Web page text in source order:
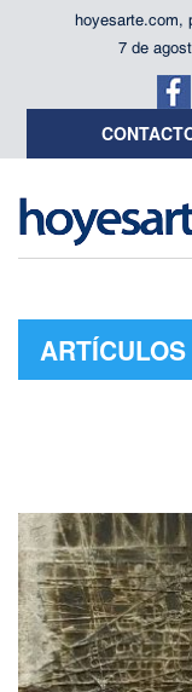
hoyesarte.com,
7 de